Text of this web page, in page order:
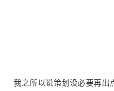
我之所以说策划没必要再出